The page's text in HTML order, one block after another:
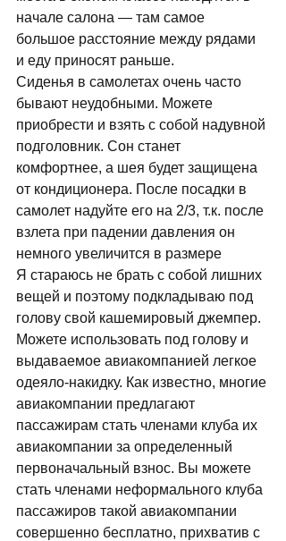
начале салона — там самое
большое расстояние между рядами
и еду приносят раньше.
Сиденья в самолетах очень часто
бывают неудобными. Можете
приобрести и взять с собой надувной
подголовник. Сон станет
комфортнее, а шея будет защищена
от кондиционера. После посадки в
самолет надуйте его на 2/3, т.к. после
взлета при падении давления он
немного увеличится в размере
Я стараюсь не брать с собой лишних
вещей и поэтому подкладываю под
голову свой кашемировый джемпер.
Можете использовать под голову и
выдаваемое авиакомпанией легкое
одеяло-накидку. Как известно, многие
авиакомпании предлагают
пассажирам стать членами клуба их
авиакомпании за определенный
первоначальный взнос. Вы можете
стать членами неформального клуба
пассажиров такой авиакомпании
совершенно бесплатно, прихватив с